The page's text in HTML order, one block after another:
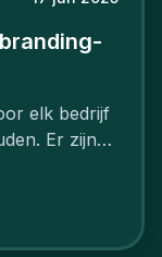
elk bedrijf
zijn
je dat